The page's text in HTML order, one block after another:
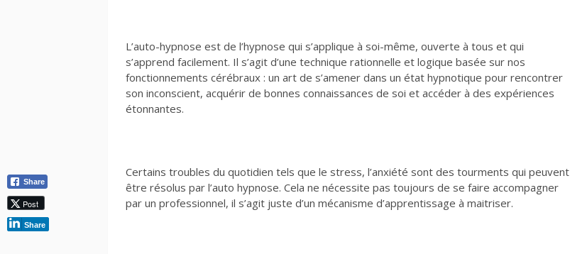
L’auto-hypnose est de l’hypnose qui s’applique à soi-même, ouverte à tous et qui
s’apprend facilement. Il s’agit d’une technique rationnelle et logique basée sur nos
fonctionnements cérébraux : un art de s’amener dans un état hypnotique pour rencontrer
son inconscient, acquérir de bonnes connaissances de soi et accéder à des expériences
étonnantes.
Certains troubles du quotidien tels que le stress, l’anxiété sont des tourments qui peuvent
être résolus par l’auto hypnose. Cela ne nécessite pas toujours de se faire accompagner
par un professionnel, il s’agit juste d’un mécanisme d’apprentissage à maitriser.
Share
Post
Share